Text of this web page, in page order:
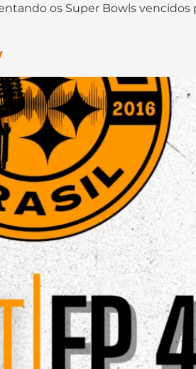
os Super Bowls